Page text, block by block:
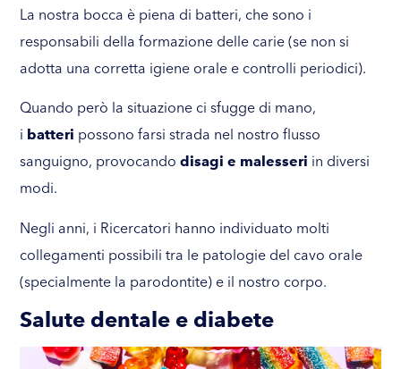
La nostra bocca è piena di batteri, che sono i
responsabili della formazione delle carie (se non si
adotta una corretta igiene orale e controlli periodici).
Quando però la situazione ci sfugge di mano,
i batteri possono farsi strada nel nostro flusso
sanguigno, provocandodisagi e malesseri in diversi
modi.
Negli anni, i Ricercatori hanno individuato molti
collegamenti possibili tra le patologie del cavo orale
(specialmente la parodontite) e il nostro corpo.
Salute dentale e diabete